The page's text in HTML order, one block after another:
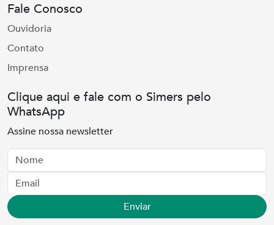
Fale Conosco
Ouvidoria
Contato
Imprensa
Clique aqui e fale com o Simers pelo
WhatsApp
Assine nossa newsletter
Nome
Email
Enviar